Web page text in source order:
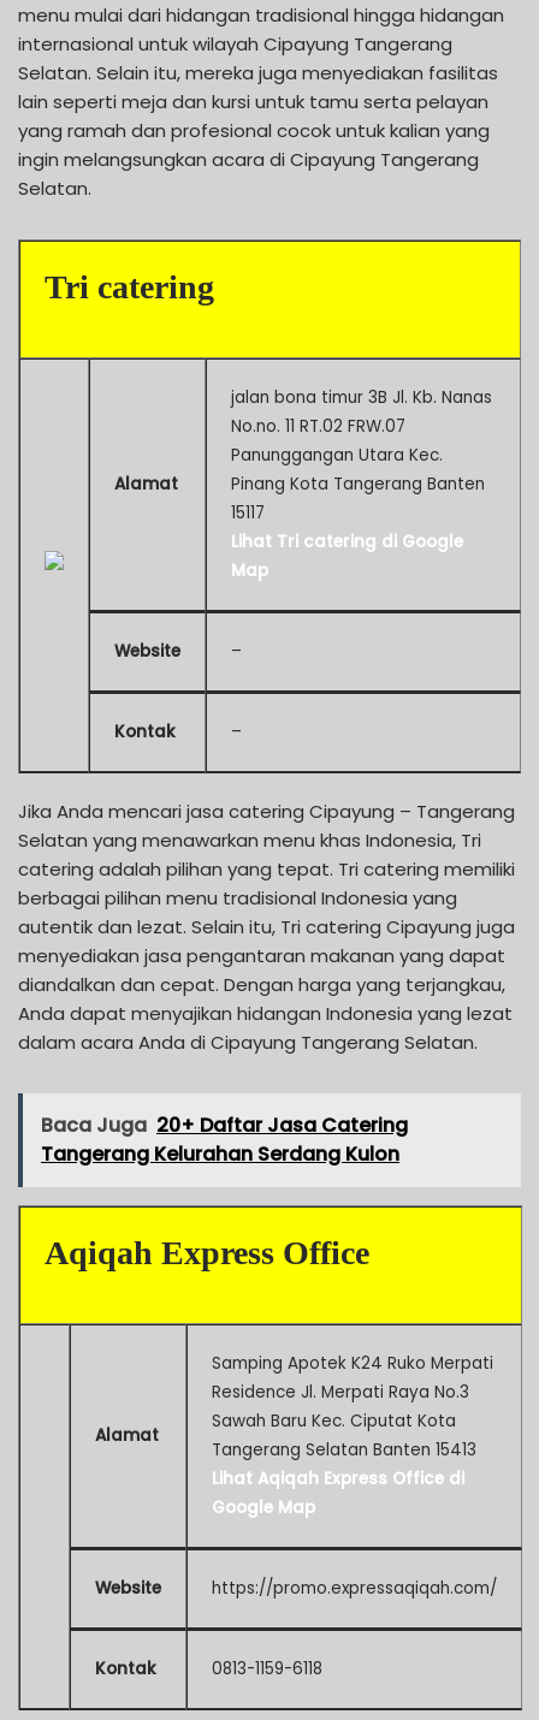
menu mulai dari hidangan tradisional hingga hidangan
internasional untuk wilayah Cipayung Tangerang
Selatan. Selain itu, mereka juga menyediakan fasilitas
lain seperti meja dan kursi untuk tamu serta pelayan
yang ramah dan profesional cocok untuk kalian yang
ingin melangsungkan acara di Cipayung Tangerang
Selatan.
Tri catering
Alamat
jalan bona timur 3B Jl. Kb. Nanas
No.no. 11 RT.02 FRW.07
Panunggangan Utara Kec.
Pinang Kota Tangerang Banten
15117
Lihat Tri catering di Google
Map
Website –
Kontak –
Jika Anda mencari jasa catering Cipayung – Tangerang
Selatan yang menawarkan menu khas Indonesia, Tri
catering adalah pilihan yang tepat. Tri catering memiliki
berbagai pilihan menu tradisional Indonesia yang
autentik dan lezat. Selain itu, Tri catering Cipayung juga
menyediakan jasa pengantaran makanan yang dapat
diandalkan dan cepat. Dengan harga yang terjangkau,
Anda dapat menyajikan hidangan Indonesia yang lezat
dalam acara Anda di Cipayung Tangerang Selatan.
Baca Juga 20+ Daftar Jasa Catering
Tangerang Kelurahan Serdang Kulon
Aqiqah Express Office
Alamat
Samping Apotek K24 Ruko Merpati
Residence Jl. Merpati Raya No.3
Sawah Baru Kec. Ciputat Kota
Tangerang Selatan Banten 15413
Lihat Aqiqah Express Office di
Google Map
Website https://promo.expressaqiqah.com/
Kontak 0813-1159-6118